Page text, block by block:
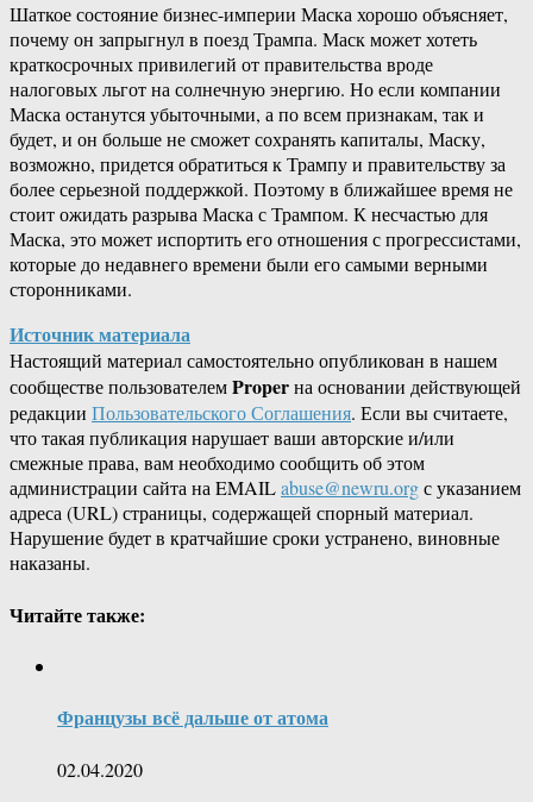
Шаткое состояние бизнес-империи Маска хорошо объясняет,
почему он запрыгнул в поезд Трампа. Маск может хотеть
краткосрочных привилегий от правительства вроде
налоговых льгот на солнечную энергию. Но если компании
Маска останутся убыточными, а по всем признакам, так и
будет, и он больше не сможет сохранять капиталы, Маску,
возможно, придется обратиться к Трампу и правительству за
более серьезной поддержкой. Поэтому в ближайшее время не
стоит ожидать разрыва Маска с Трампом. К несчастью для
Маска, это может испортить его отношения с прогрессистами,
которые до недавнего времени были его самыми верными
сторонниками.
Источник материала
Настоящий материал самостоятельно опубликован в нашем
сообществе пользователемProperна основании действующей
редакции Пользовательского Соглашения. Если вы считаете,
что такая публикация нарушает ваши авторские и/или
смежные права, вам необходимо сообщить об этом
администрации сайта на EMAILabuse@newru.orgс указанием
адреса (URL) страницы, содержащей спорный материал.
Нарушение будет в кратчайшие сроки устранено, виновные
наказаны.
Читайте также:
Французы всё дальше от атома
02.04.2020